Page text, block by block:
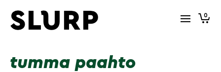
0
tumma paahto